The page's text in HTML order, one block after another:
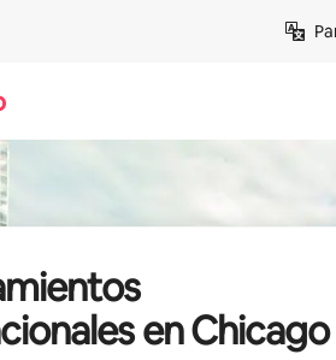
en Chicago